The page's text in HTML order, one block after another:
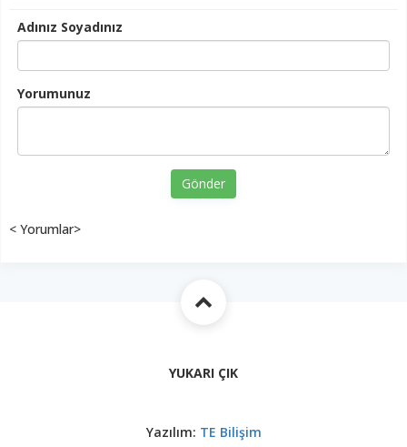
Adınız Soyadınız
Yorumunuz
Gönder
< Yorumlar>
YUKARI ÇIK
Yazılım: TE Bilişim